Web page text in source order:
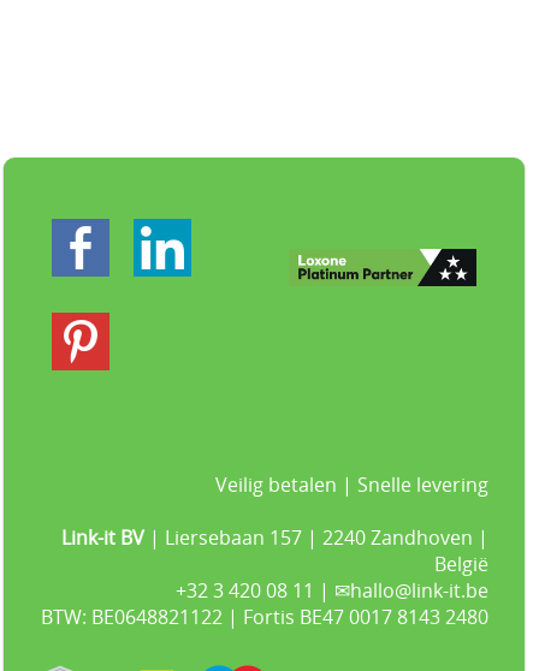
Veilig betalen | Snelle levering
Link-it BV | Liersebaan 157 | 2240 Zandhoven |
België
+32 3 420 08 11 | ✉hallo@link-it.be
BTW: BE0648821122 | Fortis BE47 0017 8143 2480